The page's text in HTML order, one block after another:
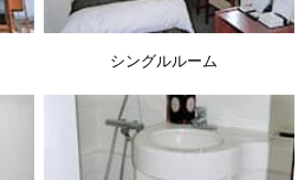
シングルルーム